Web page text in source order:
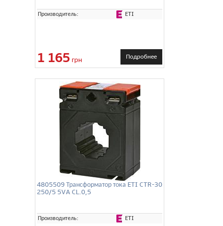
Производитель: ETI
1 165 грн Подробнее
4805509 Трансформатор тока ETI CTR-30
250/5 5VA CL.0,5
Производитель: ETI